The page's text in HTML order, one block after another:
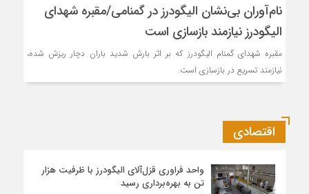
نام‌آوران بی‌نشان الیگودرز در گمنامی/مقبره شهدای
الیگودرز نیازمند بازسازی است
مقبره شهدای گمنام الیگودرز که بر اثر بارش شدید باران دچار ریزش شده،
نیازمند تسریع در بازسازی است.
اقتصادی
واحد فراوری قزل‌آلای الیگودرز با ظرفیت هزار
تن به بهره‌برداری رسید